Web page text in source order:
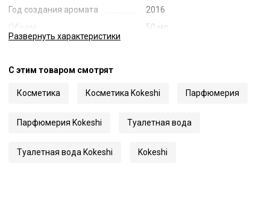
Год создания аромата
2016
Объем
50 мл
Развернуть характеристики
С этим товаром смотрят
Косметика Косметика Kokeshi Парфюмерия
Парфюмерия Kokeshi Туалетная вода
Туалетная вода Kokeshi Kokeshi